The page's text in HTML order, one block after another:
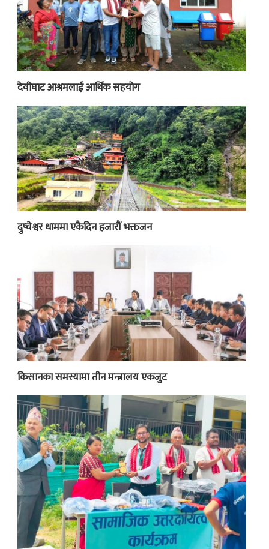
देवीघाट आश्रमलाई आर्थिक सहयोग
दुप्चेश्वर धाममा एकैदिन हजारौं भक्तजन
किसानका समस्यामा तीन मन्त्रालय एकजुट